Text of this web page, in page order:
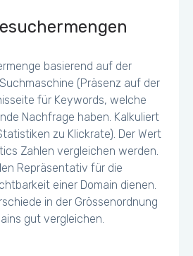
basierend auf der
(Präsenz auf der
für Keywords, welche
Nachfrage haben. Kalkuliert
zu Klickrate). Der Wert
Zahlen vergleichen werden.
Repräsentativ für die
einer Domain dienen.
in der Grössenordnung
gut vergleichen.